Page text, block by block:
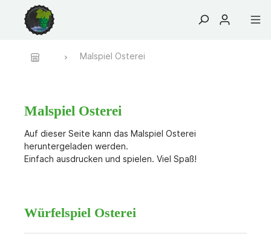
Bekleidung Fanartikel
Malspiel
Etiketten
Malspiel Osterei
Malspiel Osterei
Auf dieser Seite kann das Malspiel Osterei
heruntergeladen werden.
Einfach ausdrucken und spielen. Viel Spaß!
Würfelspiel Osterei